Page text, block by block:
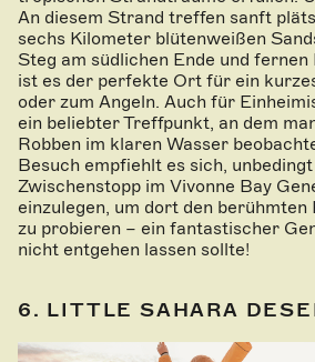
An diesem Strand treffen sanft
sechs Kilometer blütenweißen
Steg am südlichen Ende und fernen
ist es der perfekte Ort für ein
oder zum Angeln. Auch für
ein beliebter Treffpunkt, an dem
Robben im klaren Wasser
Besuch empfiehlt es sich,
Zwischenstopp im Vivonne Bay
einzulegen, um dort den
zu probieren – ein fantastischer
nicht entgehen lassen sollte!
6. LITTLE SAHARA